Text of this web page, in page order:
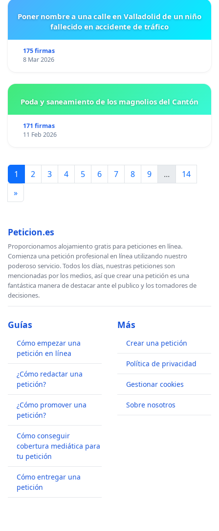
Poner nombre a una calle en Valladolid de un niño
fallecido en accidente de tráfico
175 firmas
8 Mar 2026
Poda y saneamiento de los magnolios del Cantón
171 firmas
11 Feb 2026
1 2 3 4 5 6 7 8 9 ...
14
»
Peticion.es
Proporcionamos alojamiento gratis para peticiones en línea.
Comienza una petición profesional en línea utilizando nuestro
poderoso servicio. Todos los días, nuestras peticiones son
mencionadas por los medios, así que crear una petición es una
fantástica manera de destacar ante el publico y los tomadores de
decisiones.
Guías
Cómo empezar una
petición en línea
¿Cómo redactar una
petición?
¿Cómo promover una
petición?
Cómo conseguir
cobertura mediática para
tu petición
Cómo entregar una
petición
Más
Crear una petición
Política de privacidad
Gestionar cookies
Sobre nosotros